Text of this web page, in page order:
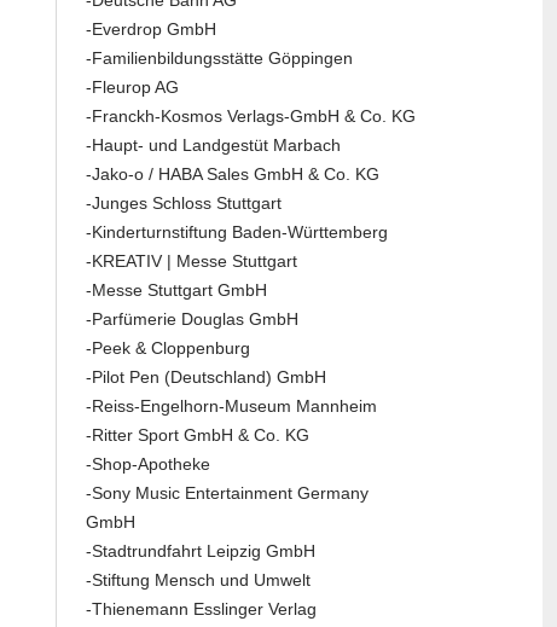
-Everdrop GmbH
-Familienbildungsstätte Göppingen
-Fleurop AG
-Franckh-Kosmos Verlags-GmbH & Co. KG
-Haupt- und Landgestüt Marbach
-Jako-o / HABA Sales GmbH & Co. KG
-Junges Schloss Stuttgart
-Kinderturnstiftung Baden-Württemberg
-KREATIV | Messe Stuttgart
-Messe Stuttgart GmbH
-Parfümerie Douglas GmbH
-Peek & Cloppenburg
-Pilot Pen (Deutschland) GmbH
-Reiss-Engelhorn-Museum Mannheim
-Ritter Sport GmbH & Co. KG
-Shop-Apotheke
-Sony Music Entertainment Germany
GmbH
-Stadtrundfahrt Leipzig GmbH
-Stiftung Mensch und Umwelt
-Thienemann Esslinger Verlag